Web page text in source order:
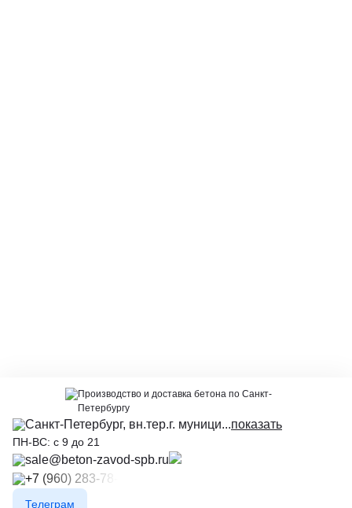
Производство и доставка бетона по Санкт-
Петербургу
Санкт-Петербург, вн.тер.г. муници...показать
ПН-ВС: с 9 до 21
sale@beton-zavod-spb.ru
+7 (960) 283-78-89
Телеграм